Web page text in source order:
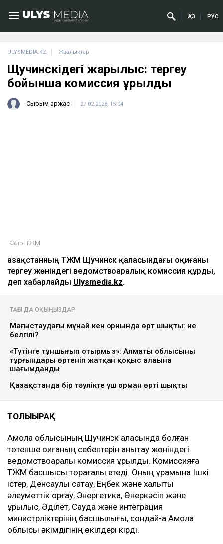
ҚАЗ РУС
ULYSMEDIA.KZ Жаңалықтар
Щучинскідегі жарылыс: тергеу
бойынша комиссия құрылды
Сырым Қаржас 27.02.2026, 15:04
Фото: ТЖМ
Қазақстанның ТЖМ Щучинск қаласындағы оқиғаны
тергеу жөніндегі ведомствоаралық комиссия құрды,
деп хабарлайды Ulysmedia.kz.
ТАҒЫ ДА ОҚЫҢЫЗДАР
Маңғыстаудағы мұнай кен орнында өрт шықты: не
белгілі?
«Түтінге тұншығып отырмыз»: Алматы облысының
тұрғындары өртеніп жатқан қоқыс алаңына
шағымданды
Қазақстанда бір тәулікте үш орман өрті шықты
ТОЛЫҒЫРАҚ
Ақмола облысының Щучинск қаласында болған
төтенше оқиғаның себептерін анықтау жөніндегі
ведомствоаралық комиссия құрылды. Комиссияға
ТЖМ басшысы төрағалық етеді. Оның құрамына Ішкі
істер, Денсаулық сақтау, Еңбек және халықты
әлеуметтік қорғау, Энергетика, Өнеркәсіп және
құрылыс, Әділет, Сауда және интеграция
министрліктерінің басшылығы, сондай-ақ Ақмола
облысы әкімдігінің өкілдері кірді.